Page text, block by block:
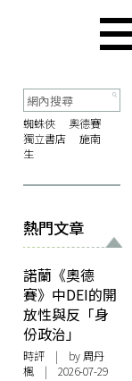
蜘蛛俠
奧德賽
獨立書店
施南
生
熱門文章
諾蘭《奧德
賽》中DEI的開
放性與反「身
份政治」
時評 | by周丹
楓 | 2026-07-29